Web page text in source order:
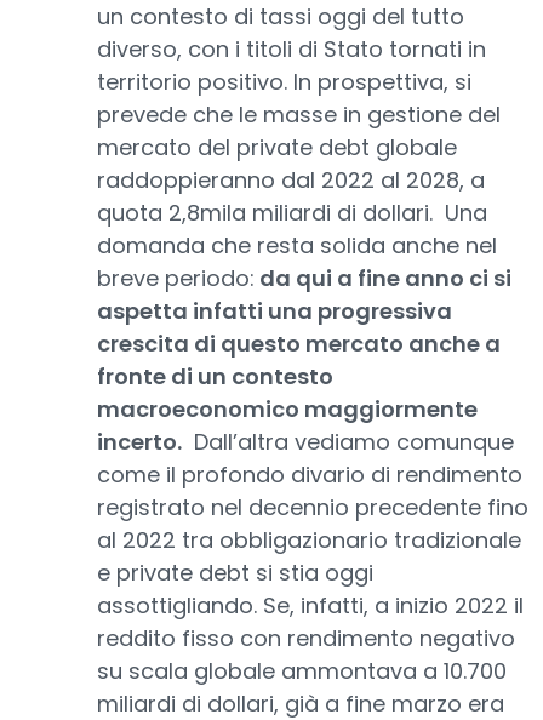
un contesto di tassi oggi del tutto
diverso, con i titoli di Stato tornati in
territorio positivo. In prospettiva, si
prevede che le masse in gestione del
mercato del private debt globale
raddoppieranno dal 2022 al 2028, a
quota 2,8mila miliardi di dollari. Una
domanda che resta solida anche nel
breve periodo: da qui a fine anno ci si
aspetta infatti una progressiva
crescita di questo mercato anche a
fronte di un contesto
macroeconomico maggiormente
incerto. Dall’altra vediamo comunque
come il profondo divario di rendimento
registrato nel decennio precedente fino
al 2022 tra obbligazionario tradizionale
e private debt si stia oggi
assottigliando. Se, infatti, a inizio 2022 il
reddito fisso con rendimento negativo
su scala globale ammontava a 10.700
miliardi di dollari, già a fine marzo era